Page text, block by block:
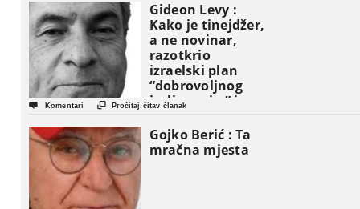
Gideon Levy :
Kako je tinejdžer,
a ne novinar,
razotkrio
izraelski plan
“dobrovoljnog
iseljavanja ” iz
Gaze
 Komentari  Pročitaj čitav članak
Gojko Berić : Ta
mračna mjesta